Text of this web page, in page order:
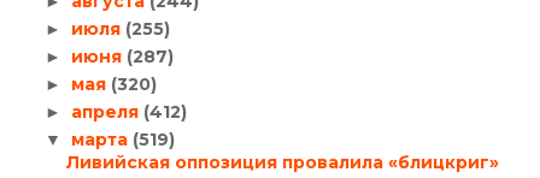
► июля (255)
► июня (287)
► мая (320)
► апреля (412)
▼ марта (519)
Ливийская оппозиция провалила «блицкриг»